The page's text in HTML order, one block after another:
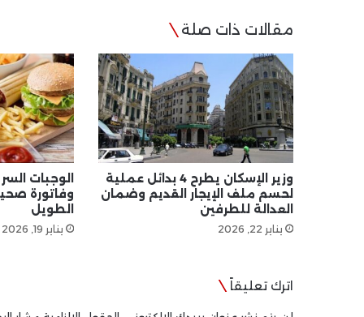
مقالات ذات صلة
وزير الإسكان يطرح 4 بدائل عملية
لحسم ملف الإيجار القديم وضمان
العدالة للطرفين
يناير 22, 2026
الوجبات
وفاتورة
الطويل
يناير 19, 2026
اترك تعليقاً